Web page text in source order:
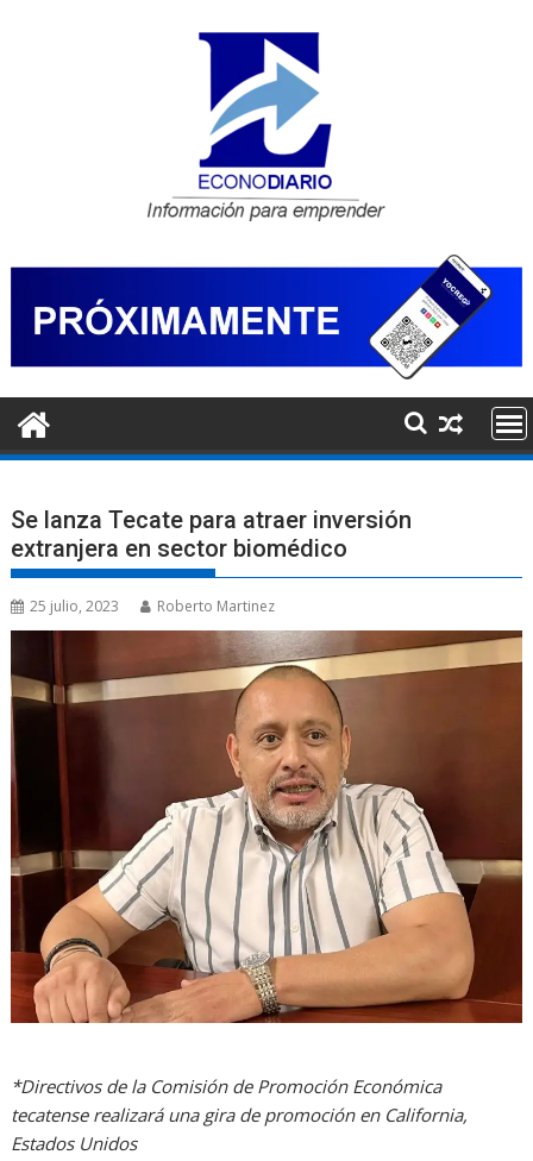
Se lanza Tecate para atraer inversión
extranjera en sector biomédico
25 julio, 2023 Roberto Martinez
*Directivos de la Comisión de Promoción Económica
tecatense realizará una gira de promoción en California,
Estados Unidos